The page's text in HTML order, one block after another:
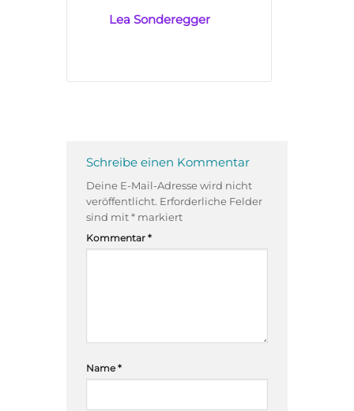
Lea Sonderegger
Schreibe einen Kommentar
Deine E-Mail-Adresse wird nicht
veröffentlicht. Erforderliche Felder
sind mit * markiert
Kommentar *
Name*